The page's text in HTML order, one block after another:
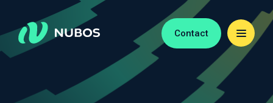
Contact